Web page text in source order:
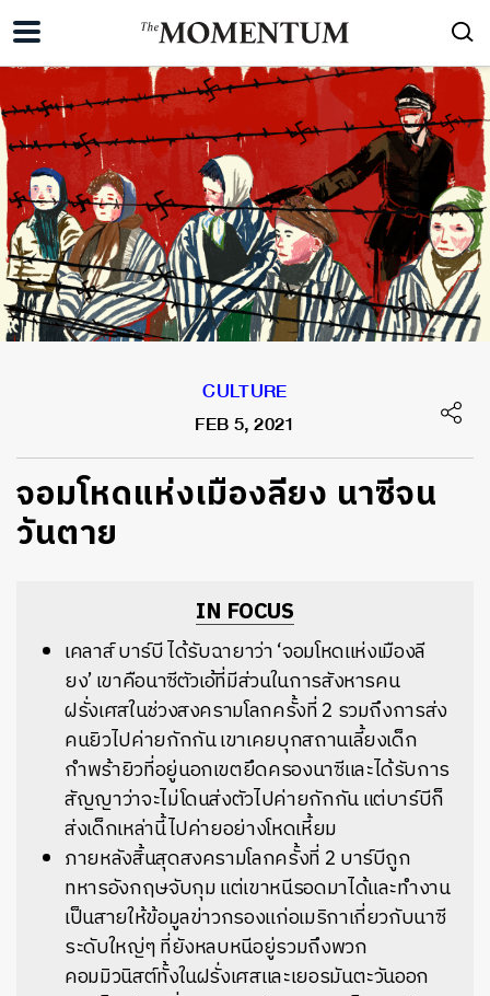
CULTURE
FEB 5, 2021
จอมโหดแห่งเมืองลียง นาซีจน
วันตาย
IN FOCUS
เคลาส์ บาร์บี ได้รับฉายาว่า ‘จอมโหดแห่งเมืองลี
ยง’ เขาคือนาซีตัวเอ้ที่มีส่วนในการสังหารคน
ฝรั่งเศสในช่วงสงครามโลกครั้งที่ 2 รวมถึงการส่ง
คนยิวไปค่ายกักกัน เขาเคยบุกสถานเลี้ยงเด็ก
กำพร้ายิวที่อยู่นอกเขตยึดครองนาซีและได้รับการ
สัญญาว่าจะไม่โดนส่งตัวไปค่ายกักกัน แต่บาร์บีก็
ส่งเด็กเหล่านี้ไปค่ายอย่างโหดเหี้ยม
ภายหลังสิ้นสุดสงครามโลกครั้งที่ 2 บาร์บีถูก
ทหารอังกฤษจับกุม แต่เขาหนีรอดมาได้และทำงาน
เป็นสายให้ข้อมูลข่าวกรองแก่อเมริกาเกี่ยวกับนาซี
ระดับใหญ่ๆ ที่ยังหลบหนีอยู่รวมถึงพวก
คอมมิวนิสต์ทั้งในฝรั่งเศสและเยอรมันตะวันออก